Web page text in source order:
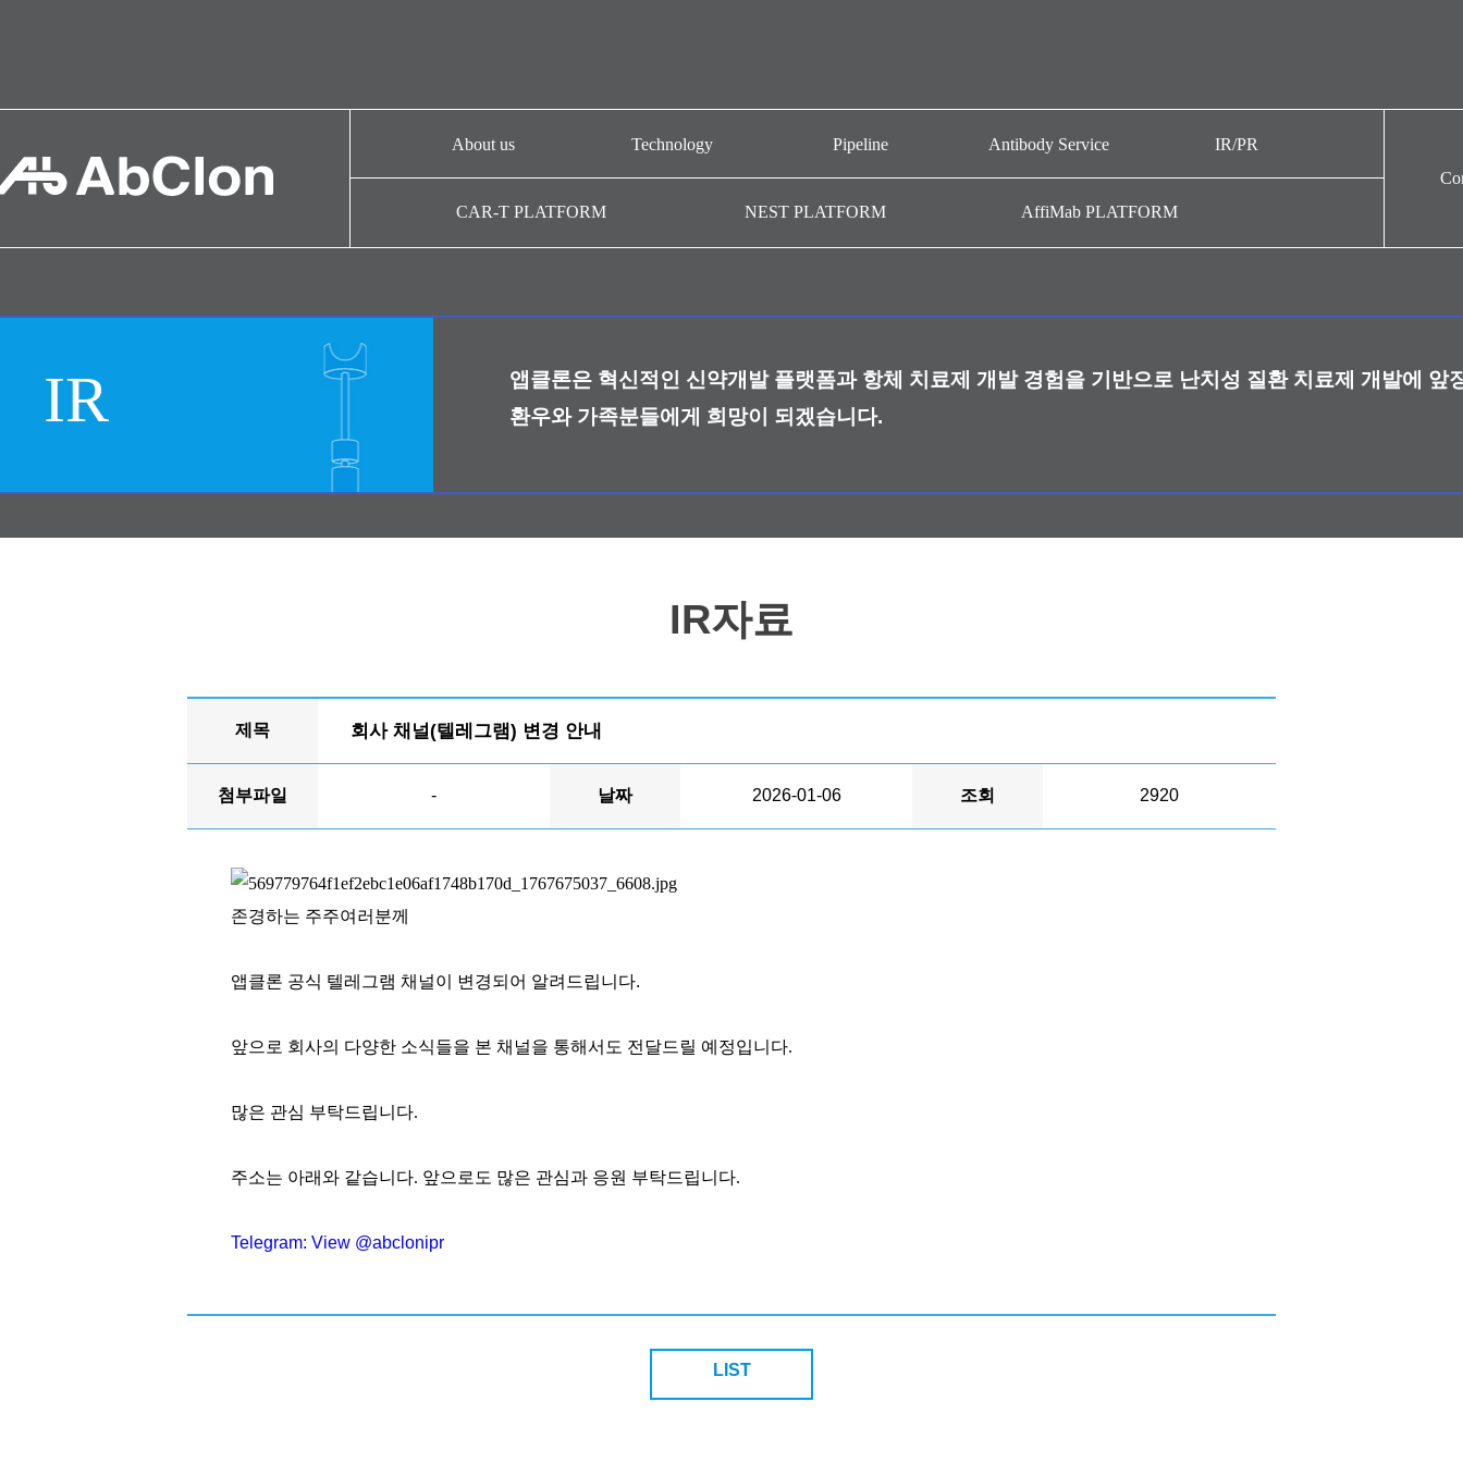
About us
협력기관
Technology Pipeline
AM201
AM109
Antibody Service IR/PR
공시정보
내부규정
CAR-T PLATFORM NEST PLATFORM AffiMab PLATFORM
IR
앱클론은 혁신적인 신약개발 플랫폼과 항체 치료제 개발 경험을 기반으로 난치성 질환 치료제 개발에 앞
환우와 가족분들에게 희망이 되겠습니다.
IR자료
제목 회사 채널(텔레그램) 변경 안내
첨부파일 - 날짜 2026-01-06 조회 2920
존경하는 주주여러분께
앱클론 공식 텔레그램 채널이 변경되어 알려드립니다.
앞으로 회사의 다양한 소식들을 본 채널을 통해서도 전달드릴 예정입니다.
많은 관심 부탁드립니다.
주소는 아래와 같습니다. 앞으로도 많은 관심과 응원 부탁드립니다.
Telegram: View @abclonipr
LIST